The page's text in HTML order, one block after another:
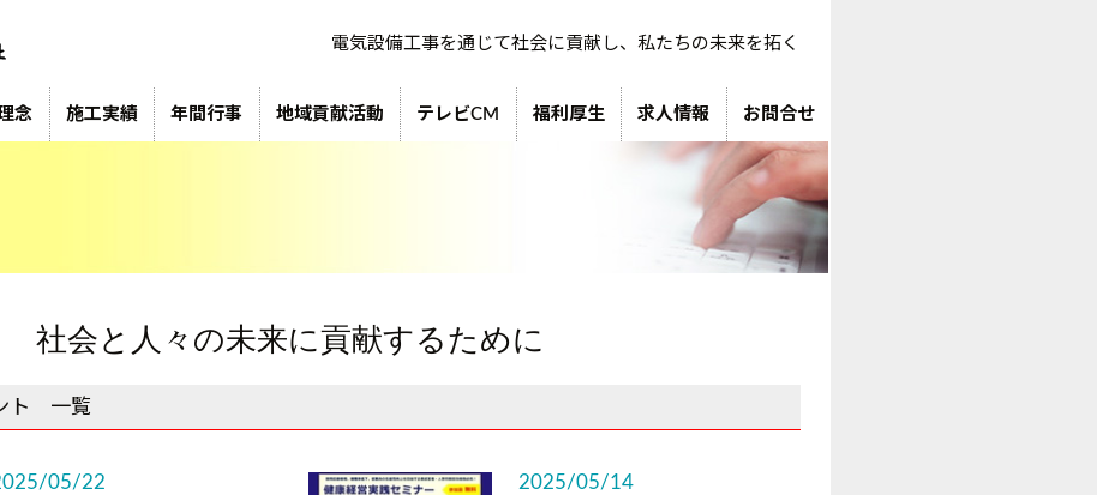
電気設備工事を通じて社会に貢献し、私たちの未来を拓く
念 施工実績 年間行事 地域貢献活動 テレビCM 福利厚生 求人情報 お問合せ
社会と人々の未来に貢献するために
ト 一覧
05/22 2025/05/14